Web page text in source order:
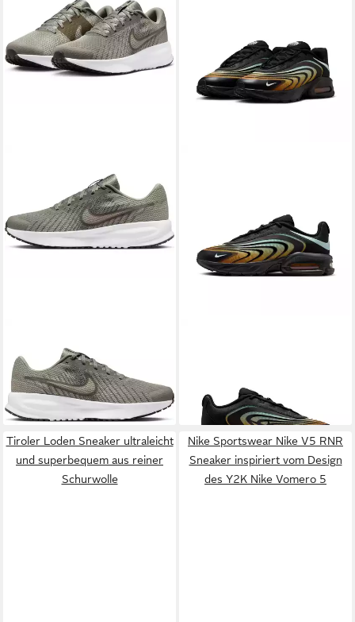
ab 48,99 € UVP59,99 €
-18%
+11
Tiroler Loden Sneaker ultraleicht
und superbequem aus reiner
Schurwolle
Nike Sportswear Nike V5 RNR
Sneaker inspiriert vom Design
des Y2K Nike Vomero 5